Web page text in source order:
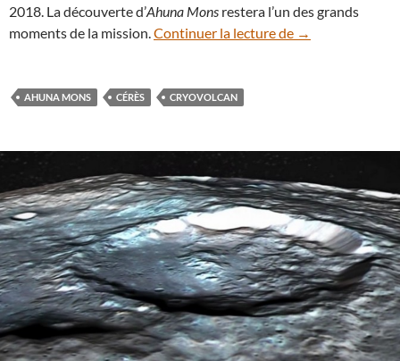
2018. La découverte d’Ahuna Mons restera l’un des grands
moments de la mission.Continuer la lecture de Ahuna Mons,
→
AHUNA MONS CÉRÈS CRYOVOLCAN